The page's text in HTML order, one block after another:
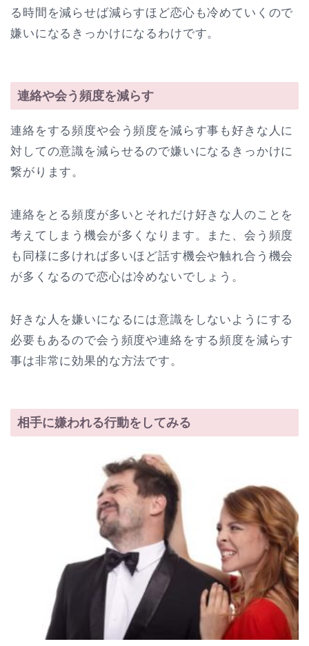
る時間を減らせば減らすほど恋心も冷めていくので
嫌いになるきっかけになるわけです。
連絡や会う頻度を減らす
連絡をする頻度や会う頻度を減らす事も好きな人に
対しての意識を減らせるので嫌いになるきっかけに
繋がります。
連絡をとる頻度が多いとそれだけ好きな人のことを
考えてしまう機会が多くなります。また、会う頻度
も同様に多ければ多いほど話す機会や触れ合う機会
が多くなるので恋心は冷めないでしょう。
好きな人を嫌いになるには意識をしないようにする
必要もあるので会う頻度や連絡をする頻度を減らす
事は非常に効果的な方法です。
相手に嫌われる行動をしてみる